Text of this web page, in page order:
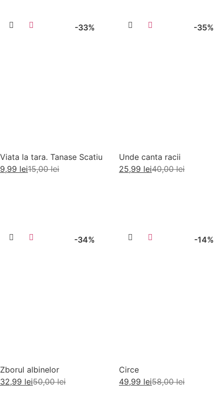
-33%
Viata la tara. Tanase Scatiu
15,00lei
9,99 lei
-35%
Unde canta racii
40,00lei
25,99 lei
-34%
Zborul albinelor
50,00lei
32,99 lei
-14%
Circe
58,00lei
49,99 lei